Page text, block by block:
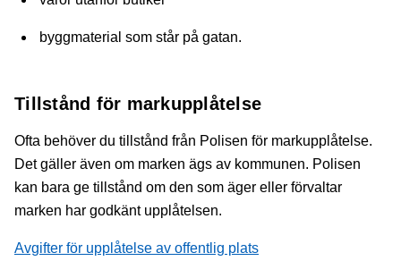
byggmaterial som står på gatan.
Tillstånd för markupplåtelse
Ofta behöver du tillstånd från Polisen för markupplåtelse.
Det gäller även om marken ägs av kommunen. Polisen
kan bara ge tillstånd om den som äger eller förvaltar
marken har godkänt upplåtelsen.
Avgifter för upplåtelse av offentlig plats